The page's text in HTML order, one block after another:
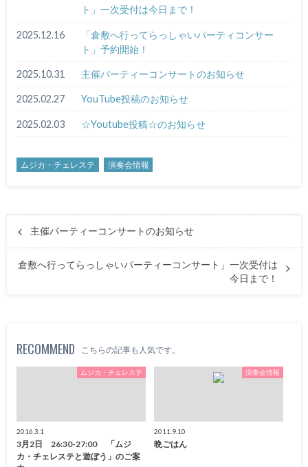
ト」一次受付は今日まで！
2025.12.16
「倉敷へ行ってらっしゃいパーティコンサー
ト」予約開始！
2025.10.31 主催パーティーコンサートのお知らせ
2025.02.27 YouTube投稿のお知らせ
2025.02.03 ☆Youtube投稿☆のお知らせ
ムジカ・チェレステ 演奏会情報
主催パーティーコンサートのお知らせ
倉敷へ行ってらっしゃいパーティーコンサート」一次受付は
今日まで！
RECOMMEND こちらの記事も人気です。
ムジカ・チェレステ
2016.3.1
3月2日 26:30-27:00 「ムジ
カ・チェレステと遊ぼう」のご案
演奏会情報
2011.9.10
晩ごはん